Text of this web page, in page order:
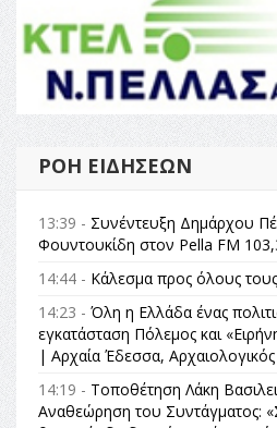
ΡΟΉ ΕΙΔΉΣΕΩΝ
13:39 - Συνέντευξη Δημάρχου
Φουντουκίδη στον Pella FM
14:44 - Κάλεσμα προς όλους
14:23 - Όλη η Ελλάδα ένας
εγκατάσταση Πόλεμος και
| Αρχαία Έδεσσα,
14:19 - Τοποθέτηση Λάκη
Αναθεώρηση του Συντάγματος: